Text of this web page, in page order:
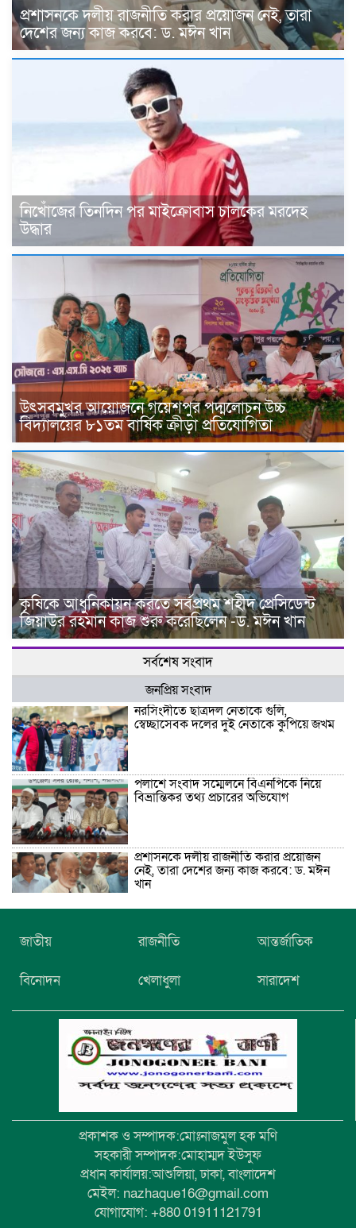
প্রশাসনকে দলীয় রাজনীতি করার প্রয়োজন নেই, তারা
দেশের জন্য কাজ করবে: ড. মঈন খান
নিখোঁজের তিনদিন পর মাইক্রোবাস চালকের মরদেহ
উদ্ধার
উৎসবমুখর আয়োজনে গয়েশপুর পদ্মলোচন উচ্চ
বিদ্যালয়ের ৮১তম বার্ষিক ক্রীড়া প্রতিযোগিতা
কৃষিকে আধুনিকায়ন করতে সর্বপ্রথম শহীদ প্রেসিডেন্ট
জিয়াউর রহমান কাজ শুরু করেছিলেন -ড. মঈন খান
সর্বশেষ সংবাদ
জনপ্রিয় সংবাদ
নরসিংদীতে ছাত্রদল নেতাকে গুলি,
স্বেচ্ছাসেবক দলের দুই নেতাকে কুপিয়ে জখম
পলাশে সংবাদ সম্মেলনে বিএনপিকে নিয়ে
বিভ্রান্তিকর তথ্য প্রচারের অভিযোগ
প্রশাসনকে দলীয় রাজনীতি করার প্রয়োজন
নেই, তারা দেশের জন্য কাজ করবে: ড. মঈন
খান
নিখোঁজের তিনদিন পর মাইক্রোবাস চালকের
মরদেহ উদ্ধার
উচ্চ বিদ্যালয়ের ৮১তম বার্ষিক ক্রীড়া
জাতীয় রাজনীতি আন্তর্জাতিক
বিনোদন খেলাধুলা সারাদেশ
প্রকাশক ও সম্পাদক:মোঃনাজমুল হক মণি
সহকারী সম্পাদক:মোহাম্মদ ইউসুফ
প্রধান কার্যালয়:আশুলিয়া, ঢাকা, বাংলাদেশ
মেইল: nazhaque16@gmail.com
যোগাযোগ: +880 01911121791